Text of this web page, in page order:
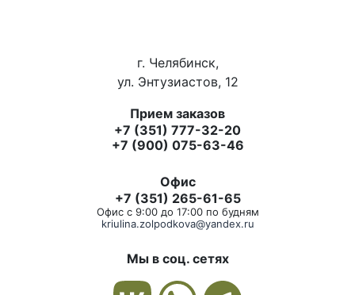
г. Челябинск,
ул. Энтузиастов, 12
Прием заказов
+7 (351) 777-32-20
+7 (900) 075-63-46
Офис
+7 (351) 265-61-65
Офис с 9:00 до 17:00 по будням
kriulina.zolpodkova@yandex.ru
Мы в соц. сетях